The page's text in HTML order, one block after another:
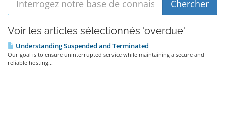
Voir les articles sélectionnés 'overdue'
Understanding Suspended and Terminated
Our goal is to ensure uninterrupted service while maintaining a secure and
reliable hosting...